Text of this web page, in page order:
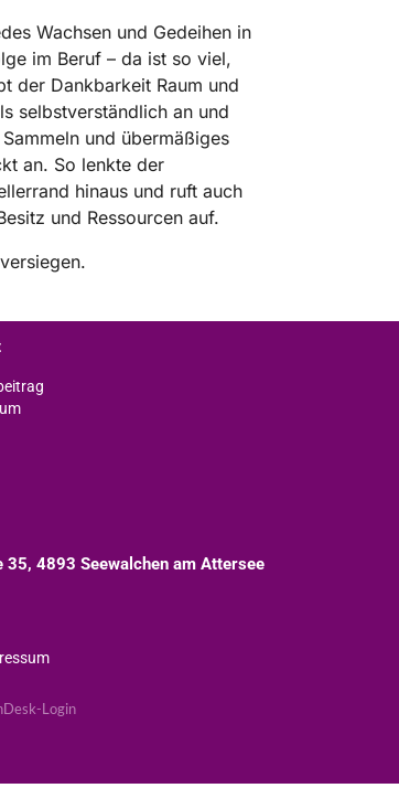
Wachsen und Gedeihen in
im Beruf – da ist so viel,
der Dankbarkeit Raum und
selbstverständlich an und
und übermäßiges
an. So lenkte der
hinaus und ruft auch
und Ressourcen auf.
35, 4893 Seewalchen am Attersee
Login